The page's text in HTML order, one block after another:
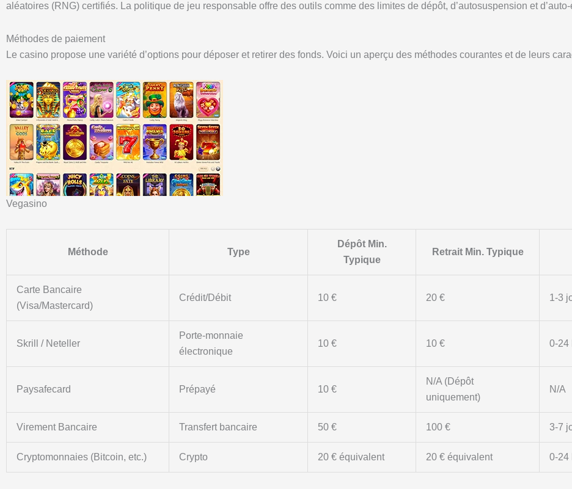
aléatoires (RNG) certifiés. La politique de jeu responsable offre des outils comme des limites de dépôt, d’autosuspension et
Méthodes de paiement
Le casino propose une variété d’options pour déposer et retirer des fonds. Voici un aperçu des méthodes courantes et de leurs
Vegasino
Méthode Type
Dépôt Min.
Typique
Retrait Min. Typique
Carte Bancaire
(Visa/Mastercard)
Crédit/Débit 10 € 20 € 1-3
Skrill / Neteller
Porte-monnaie
électronique
10 € 10 € 0-24
Paysafecard Prépayé 10 €
N/A (Dépôt
uniquement)
N/A
Virement Bancaire Transfert bancaire 50 € 100 € 3-7
Cryptomonnaies (Bitcoin, etc.) Crypto 20 € équivalent 20 € équivalent 0-24